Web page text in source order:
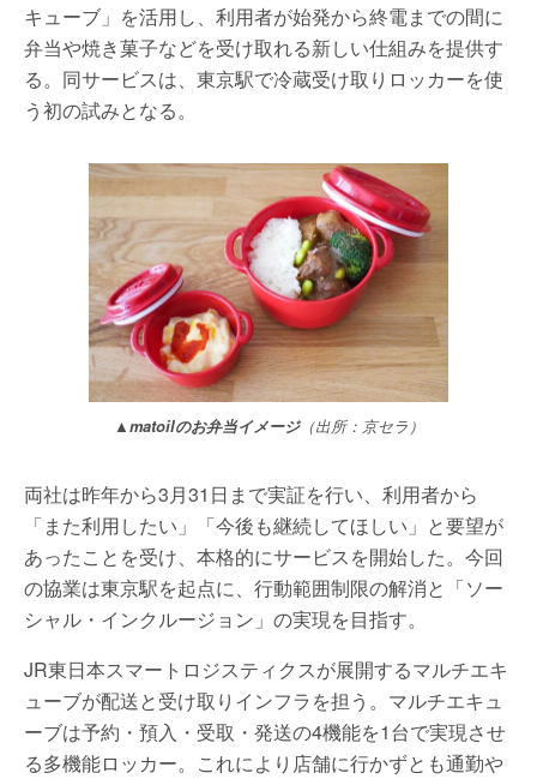
キューブ」を活用し、利用者が始発から終電までの間に
弁当や焼き菓子などを受け取れる新しい仕組みを提供す
る。同サービスは、東京駅で冷蔵受け取りロッカーを使
う初の試みとなる。
▲matoilのお弁当イメージ（出所：京セラ）
両社は昨年から3月31日まで実証を行い、利用者から
「また利用したい」「今後も継続してほしい」と要望が
あったことを受け、本格的にサービスを開始した。今回
の協業は東京駅を起点に、行動範囲制限の解消と「ソー
シャル・インクルージョン」の実現を目指す。
JR東日本スマートロジスティクスが展開するマルチエキ
ューブが配送と受け取りインフラを担う。マルチエキュ
ーブは予約・預入・受取・発送の4機能を1台で実現させ
る多機能ロッカー。これにより店舗に行かずとも通勤や